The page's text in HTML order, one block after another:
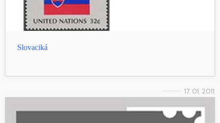
Slovaciká
17. 01. 2011